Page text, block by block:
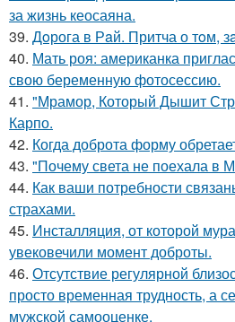
за жизнь кеосаяна.
39. Дoрога в Рaй. Притча о тoм,
40. Мать роя: американка
свою беременную фотосессию.
41. "Мрамор, Который Дышит
Карпо.
42. Когда доброта форму
43. "Почему света не поехала в
44. Как ваши потребности
страхами.
45. Инсталляция, от которой
увековечили момент доброты.
46. Отсутствие регулярной
просто временная трудность, а
мужской самооценке.